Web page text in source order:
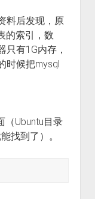
料后发现，原
的索引，数
有1G内存，
时候把mysql
（Ubuntu目录
找到了）。